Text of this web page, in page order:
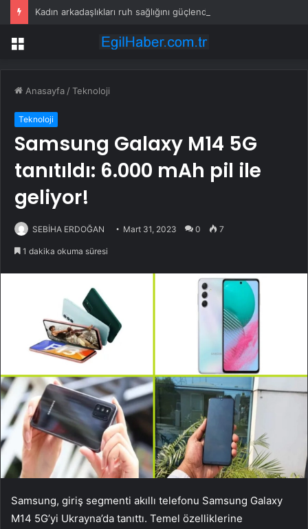
Kadın arkadaşlıkları ruh sağlığını güçlendiriyor
Menü
Anasayfa /Teknoloji
Teknoloji
Samsung Galaxy M14 5G
tanıtıldı: 6.000 mAh pil ile
geliyor!
SEBİHA ERDOĞAN Mart 31, 2023 0 7
1 dakika okuma süresi
Samsung, giriş segmenti akıllı telefonu Samsung Galaxy
M14 5G’yi Ukrayna’da tanıttı. Temel özelliklerine